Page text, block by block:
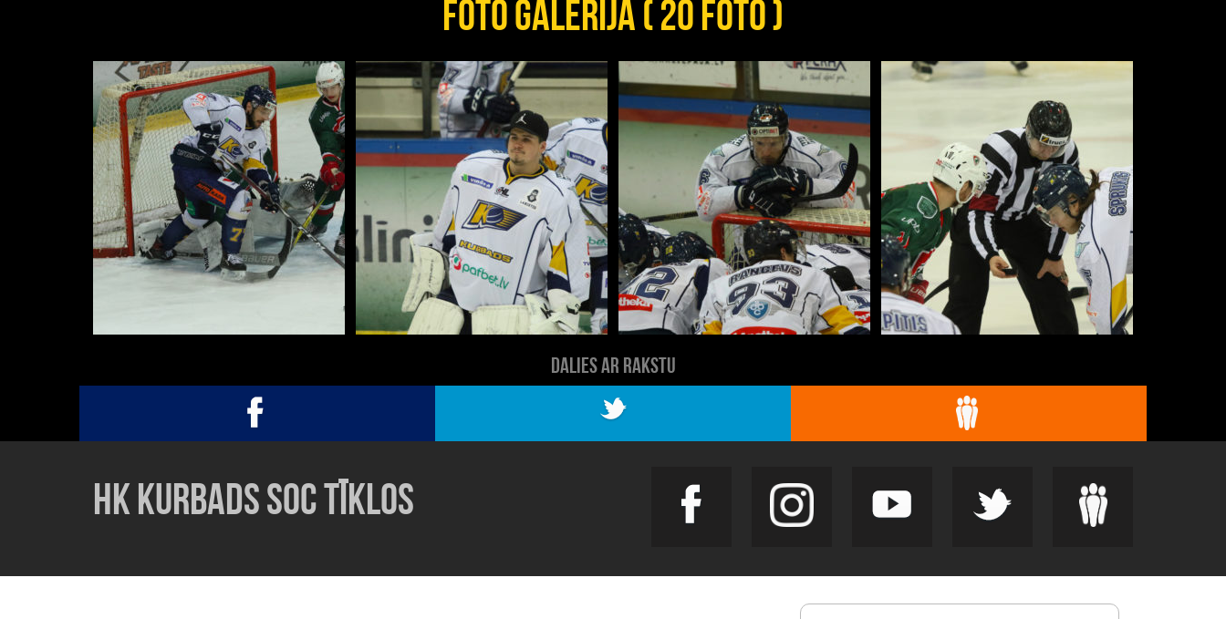
FOTO GALERIJA ( 20 FOTO )
DALIES AR RAKSTU
HK KURBADS SOC TĪKLOS